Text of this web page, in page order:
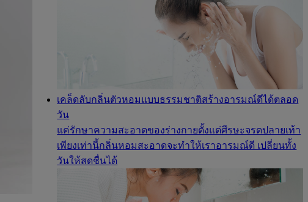
เคล็ดลับกลิ่นตัวหอมแบบธรรมชาติสร้างอารมณ์ดีได้ตลอด
วัน
แค่รักษาความสะอาดของร่างกายตั้งแต่ศีรษะจรดปลายเท้า
เพียงเท่านี้กลิ่นหอมสะอาดจะทำให้เราอารมณ์ดี เปลี่ยนทั้ง
วันให้สดชื่นได้